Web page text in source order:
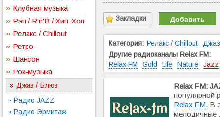
Клубная музыка
Рэп / R'n'B / Хип-Хоп
Релакс / Chillout
Ретро
Шансон
Рок-музыка
Джаз / Блюз
Радио JAZZ
Радио Эрмитаж
Закладки Добавить
Категория: Релакс / Chillout
Другие радиоканалы Relax FM:
Relax FM
Gold Life Nature Jazz
Relax FM:
популярной
Relax FM. В
мелодичные